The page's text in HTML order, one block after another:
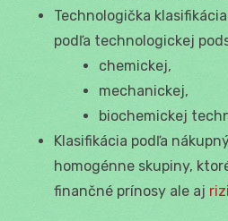
Technologička
podľa technologickej
chemickej,
mechanickej,
biochemickej
Klasifikácia podľa
homogénne skupiny,
finančné prínosy ale aj